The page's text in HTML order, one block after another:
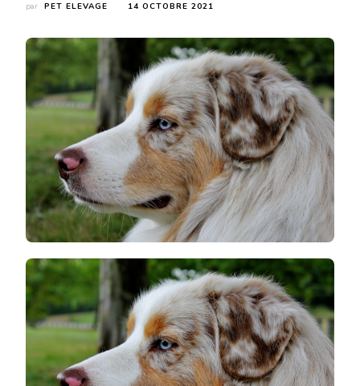
par PET ELEVAGE 14 OCTOBRE 2021